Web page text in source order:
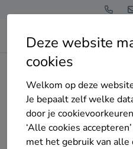
Deze website
cookies
Welkom op deze
Je bepaalt zelf welke
door je
‘Alle cookies
met het gebruik van alle
Home Bedrijven overzicht